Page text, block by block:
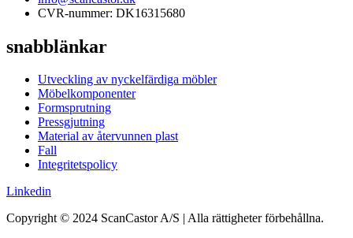
CVR-nummer: DK16315680
snabblänkar
Utveckling av nyckelfärdiga möbler
Möbelkomponenter
Formsprutning
Pressgjutning
Material av återvunnen plast
Fall
Integritetspolicy
Linkedin
Copyright © 2024 ScanCastor A/S | Alla rättigheter förbehållna.